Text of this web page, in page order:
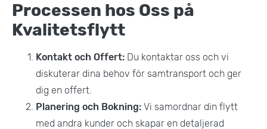
Processen hos Oss på
Kvalitetsflytt
Kontakt och Offert: Du kontaktar oss och vi
diskuterar dina behov för samtransport och ger
dig en offert.
Planering och Bokning: Vi samordnar din flytt
med andra kunder och skapar en detaljerad